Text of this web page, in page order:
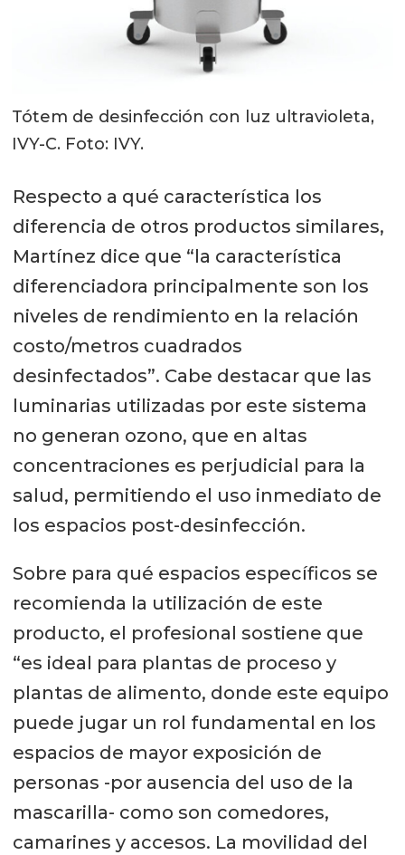
Tótem de desinfección con luz ultravioleta,
IVY-C. Foto: IVY.
Respecto a qué característica los
diferencia de otros productos similares,
Martínez dice que “la característica
diferenciadora principalmente son los
niveles de rendimiento en la relación
costo/metros cuadrados
desinfectados”. Cabe destacar que las
luminarias utilizadas por este sistema
no generan ozono, que en altas
concentraciones es perjudicial para la
salud, permitiendo el uso inmediato de
los espacios post-desinfección.
Sobre para qué espacios específicos se
recomienda la utilización de este
producto, el profesional sostiene que
“es ideal para plantas de proceso y
plantas de alimento, donde este equipo
puede jugar un rol fundamental en los
espacios de mayor exposición de
personas -por ausencia del uso de la
mascarilla- como son comedores,
camarines y accesos. La movilidad del